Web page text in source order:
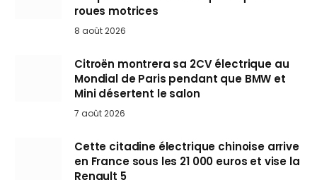
roues motrices
8 août 2026
Citroën montrera sa 2CV électrique au
Mondial de Paris pendant que BMW et
Mini désertent le salon
7 août 2026
Cette citadine électrique chinoise arrive
en France sous les 21 000 euros et vise la
Renault 5